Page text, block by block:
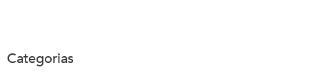
Categorias